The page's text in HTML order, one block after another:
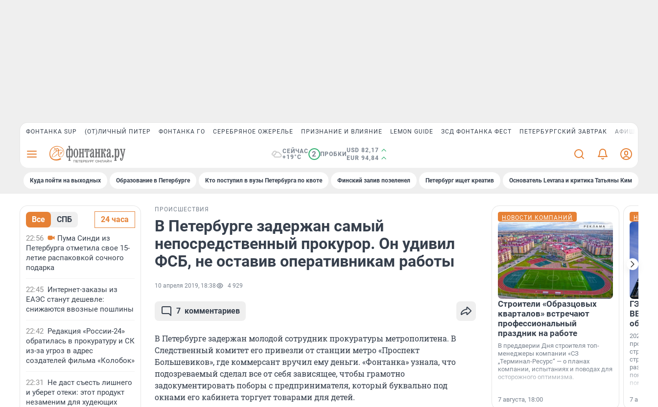
ФОНТАНКА SUP (ОТ)ЛИЧНЫЙ ПИТЕР ФОНТАНКА ГО СЕРЕБРЯНОЕ ОЖЕРЕЛЬЕ ПРИЗНАНИЕ И ВЛИЯНИЕ LEMON GUIDE ЗСД ФОНТАНКА ФЕСТ ПЕТЕРБУРГСКИЙ ЗАВТРАК АФИША PLUS
СЕЙЧАС
+19°C
2 ПРОБКИ
USD 82,17
EUR 94,84
Куда пойти на выходных Образование в Петербурге Кто поступил в вузы Петербурга по квоте Финский залив позеленел Петербург ищет креатив Основатель Levrana и критика Татьяны Ким
Все СПБ 24 часа
22:56
Пума Синди из
Петербурга отметила свое 15-
летие распаковкой сочного
подарка
22:45 Интернет-заказы из
ЕАЭС станут дешевле:
снижаются ввозные пошлины
22:42 Редакция «России-24»
обратилась в прокуратуру и СК
из-за угроз в адрес
создателей фильма «Колобок»
22:31
Не даст съесть лишнего
и уберет отеки: этот продукт
незаменим для худеющих
ПРОИСШЕСТВИЯ
В Петербурге задержан самый
непосредственный прокурор. Он удивил
ФСБ, не оставив оперативникам работы
10 апреля 2019, 18:38 4 929
7 комментариев
В Петербурге задержан молодой сотрудник прокуратуры метрополитена. В
Следственный комитет его привезли от станции метро «Проспект
Большевиков», где коммерсант вручил ему деньги. «Фонтанка» узнала, что
подозреваемый сделал все от себя зависящее, чтобы грамотно
задокументировать поборы с предпринимателя, который буквально под
окнами его кабинета торгует товарами для детей.
НОВОСТИ КОМПАНИЙ
Строители «Образцовых
кварталов» встречают
профессиональный
праздник на работе
В преддверии Дня строителя топ-
менеджеры компании «СЗ
„Терминал-Ресурс“ — о планах
компании, испытаниях и поводах для
осторожного оптимизма.
7 августа, 18:00
ГЭС,
ВВП: в
об
2026-й —
раз. В
7